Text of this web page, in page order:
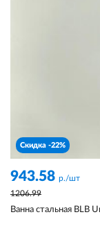
Скидка -22%
943.58 р./шт
1206.99
Ванна стальная BLB